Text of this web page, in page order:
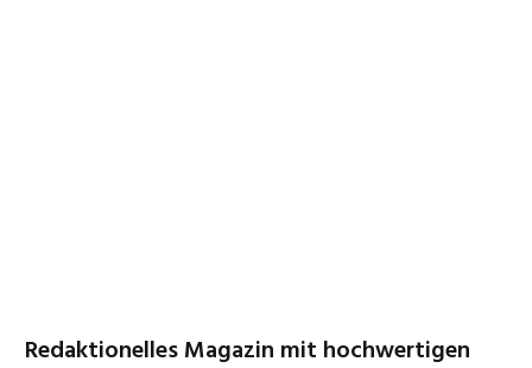
Redaktionelles Magazin mit hochwertigen